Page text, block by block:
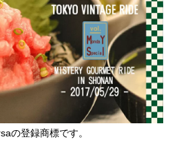
の登録商標です。